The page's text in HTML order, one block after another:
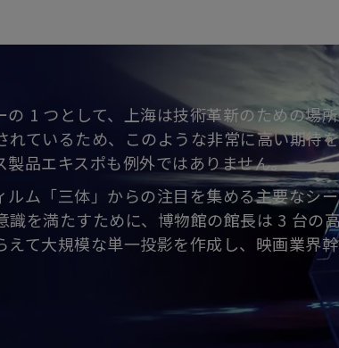
1 つとして、上海は技術革新のための場
ているため、このような非常に高い期待
品エキスポも例外ではありません。
ム「三体」からの注目を集める主要なシ
を満たすために、博物館の館長は 3 台の
て大規模な単一投影を作成し、映画業界